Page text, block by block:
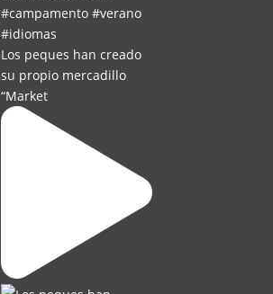
Los peques han creado
su propio mercadillo
“Market